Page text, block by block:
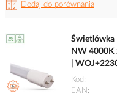
Dodaj do porównania
Świetlówka
NW 4000K
|
Kod
EAN